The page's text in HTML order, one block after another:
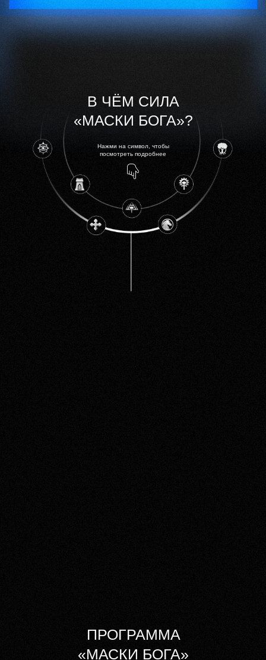
В ЧЁМ СИЛA
«МАСКИ БОГА»?
ПРОГРАММА
«МАСКИ БОГА»
Нaжми нa символ, чтобы
посмотреть подробнее